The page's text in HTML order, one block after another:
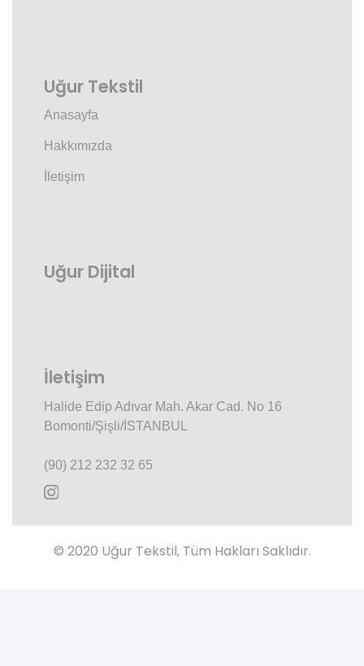
Uğur Tekstil
Anasayfa
Hakkımızda
İletişim
Uğur Dijital
İletişim
Halide Edip Adıvar Mah. Akar Cad. No 16
Bomonti/Şişli/İSTANBUL
(90) 212 232 32 65
© 2020 Uğur Tekstil, Tüm Hakları Saklıdır.